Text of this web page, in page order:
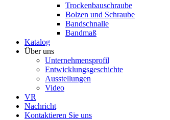
Trockenbauschraube
Bolzen und Schraube
Bandschnalle
Bandmaß
Katalog
Über uns
Unternehmensprofil
Entwicklungsgeschichte
Ausstellungen
Video
VR
Nachricht
Kontaktieren Sie uns